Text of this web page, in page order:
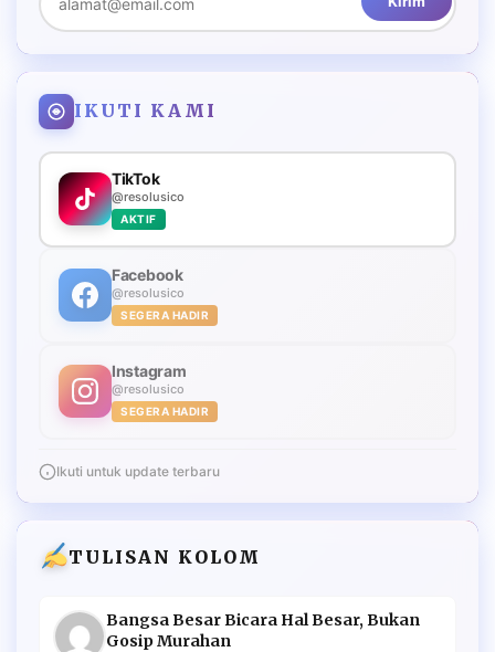
IKUTI KAMI
TikTok
@resolusico
AKTIF
Facebook
@resolusico
SEGERA HADIR
Instagram
@resolusico
SEGERA HADIR
Ikuti untuk update terbaru
TULISAN KOLOM
Bangsa Besar Bicara Hal Besar, Bukan
Gosip Murahan